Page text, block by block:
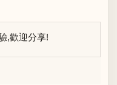
,歡迎分享!